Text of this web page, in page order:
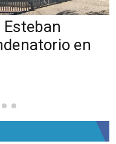
en